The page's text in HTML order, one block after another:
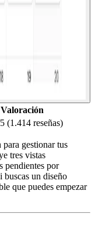
Valoración
(1.414 reseñas)
gestionar tus
tres vistas
pendientes por
buscas un diseño
que puedes empezar